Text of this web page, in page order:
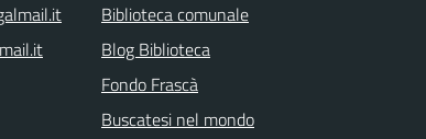
Biblioteca comunale
Blog Biblioteca
Fondo Frascà
Buscatesi nel mondo